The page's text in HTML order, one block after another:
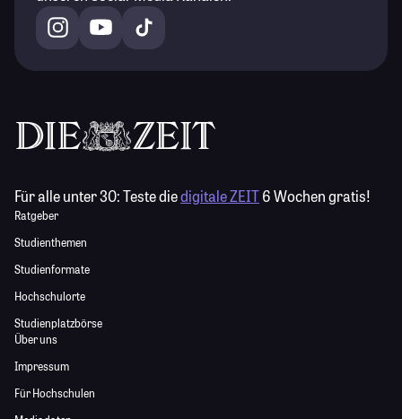
Für alle unter 30:Teste diedigitale ZEIT6 Wochen gratis!
Ratgeber
Studienthemen
Studienformate
Hochschulorte
Studienplatzbörse
Über uns
Impressum
Für Hochschulen